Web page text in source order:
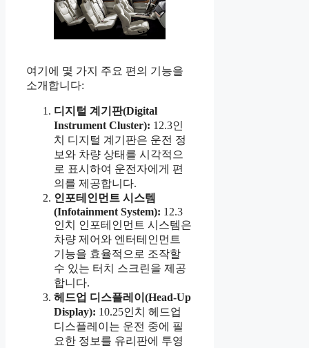
여기에 몇 가지 주요 편의 기능을
소개합니다:
디지털 계기판(Digital
Instrument Cluster): 12.3인
치 디지털 계기판은 운전 정
보와 차량 상태를 시각적으
로 표시하여 운전자에게 편
의를 제공합니다.
인포테인먼트 시스템
(Infotainment System): 12.3
인치 인포테인먼트 시스템은
차량 제어와 엔터테인먼트
기능을 효율적으로 조작할
수 있는 터치 스크린을 제공
합니다.
헤드업 디스플레이(Head-Up
Display): 10.25인치 헤드업
디스플레이는 운전 중에 필
요한 정보를 유리판에 투영